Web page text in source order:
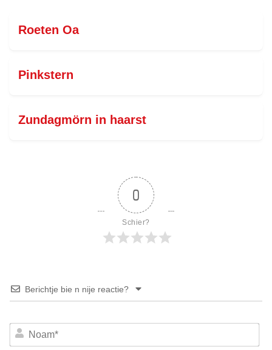
Roeten Oa
Pinkstern
Zundagmörn in haarst
0
Schier?
Berichtje bie n nije reactie?